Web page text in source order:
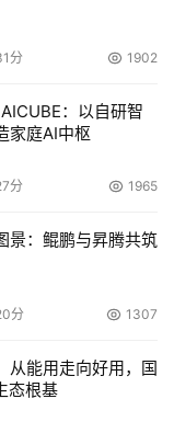
马和恶意脚本的恶
全。
侵用户计算机，完
机。
分 1902
：以自研智
家庭AI中枢
分 1965
景：鲲鹏与昇腾共筑
分 1307
从能用走向好用，国
态根基